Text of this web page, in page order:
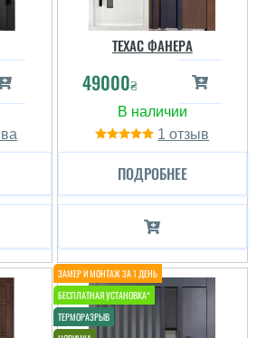
ТЕХАС ФАНЕРА
49000₴
1
ПОДРОБНЕЕ